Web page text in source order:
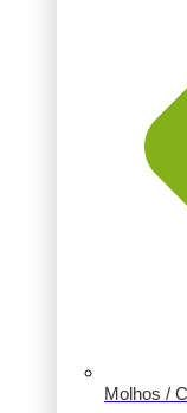
Molhos /